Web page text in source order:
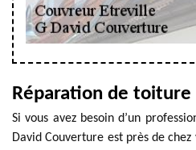
Réparation de toiture
Si vous avez besoin d’un
David Couverture est près de